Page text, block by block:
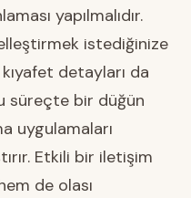
yapılmalıdır.
istediğinize
detayları da
süreçte bir düğün
uygulamaları
Etkili bir iletişim
de olası